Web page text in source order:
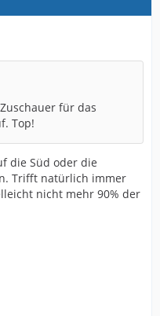
für das
Top!
die Süd oder die
Trifft natürlich immer
nicht mehr 90% der